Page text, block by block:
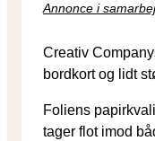
Annonce i
Creativ
bordkort og lidt
Foliens
tager flot imod